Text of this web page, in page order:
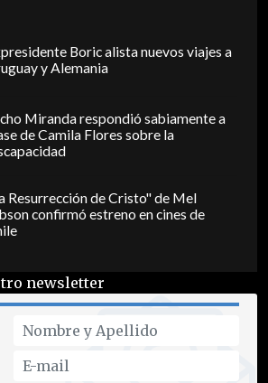
Boric alista nuevos viajes a
y Alemania
Miranda respondió sabiamente a
de Camila Flores sobre la
Resurrección de Cristo" de Mel
confirmó estreno en cines de
newsletter